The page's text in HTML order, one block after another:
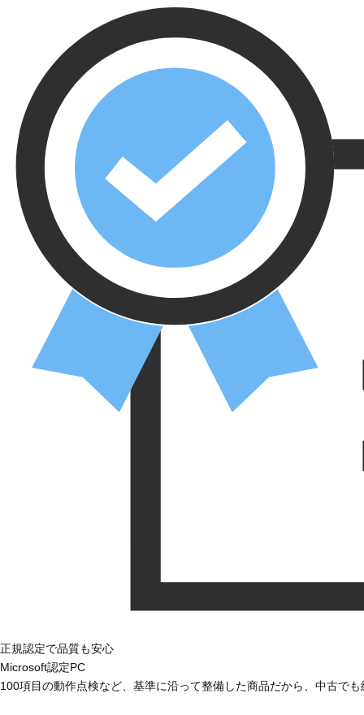
正規認定で品質も安心
Microsoft認定PC
100項目の動作点検など、基準に沿って整備した商品だから、中古で